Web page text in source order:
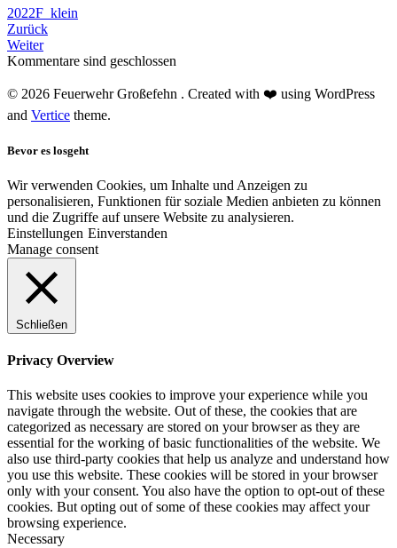
2022F_klein
Zurück
Weiter
Kommentare sind geschlossen
© 2026 Feuerwehr Großefehn . Created with ❤️ using WordPress
and Vertice theme.
Bevor es losgeht
Wir verwenden Cookies, um Inhalte und Anzeigen zu
personalisieren, Funktionen für soziale Medien anbieten zu können
und die Zugriffe auf unsere Website zu analysieren.
Einstellungen Einverstanden
Manage consent
Schließen
Privacy Overview
This website uses cookies to improve your experience while you
navigate through the website. Out of these, the cookies that are
categorized as necessary are stored on your browser as they are
essential for the working of basic functionalities of the website. We
also use third-party cookies that help us analyze and understand how
you use this website. These cookies will be stored in your browser
only with your consent. You also have the option to opt-out of these
cookies. But opting out of some of these cookies may affect your
browsing experience.
Necessary